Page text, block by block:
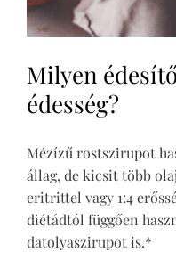
Milyen
édesség?
Mézízű rostszirupot
állag, de kicsit több
eritrittel vagy 1:4
diétádtól függően
datolyaszirupot is.*